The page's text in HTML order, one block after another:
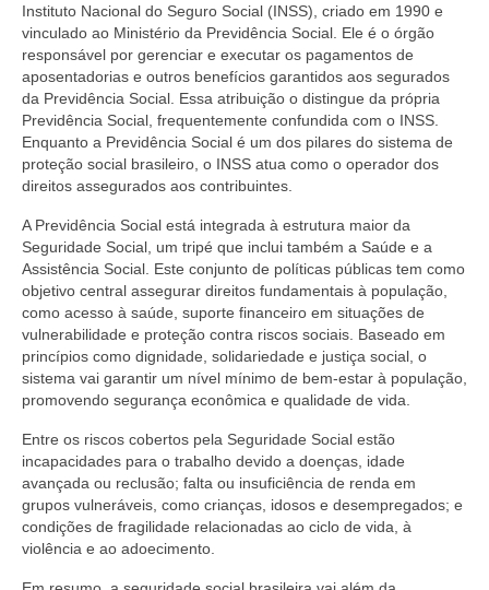
Instituto Nacional do Seguro Social (INSS), criado em 1990 e
vinculado ao Ministério da Previdência Social. Ele é o órgão
responsável por gerenciar e executar os pagamentos de
aposentadorias e outros benefícios garantidos aos segurados
da Previdência Social. Essa atribuição o distingue da própria
Previdência Social, frequentemente confundida com o INSS.
Enquanto a Previdência Social é um dos pilares do sistema de
proteção social brasileiro, o INSS atua como o operador dos
direitos assegurados aos contribuintes.
A Previdência Social está integrada à estrutura maior da
Seguridade Social, um tripé que inclui também a Saúde e a
Assistência Social. Este conjunto de políticas públicas tem como
objetivo central assegurar direitos fundamentais à população,
como acesso à saúde, suporte financeiro em situações de
vulnerabilidade e proteção contra riscos sociais. Baseado em
princípios como dignidade, solidariedade e justiça social, o
sistema vai garantir um nível mínimo de bem-estar à população,
promovendo segurança econômica e qualidade de vida.
Entre os riscos cobertos pela Seguridade Social estão
incapacidades para o trabalho devido a doenças, idade
avançada ou reclusão; falta ou insuficiência de renda em
grupos vulneráveis, como crianças, idosos e desempregados; e
condições de fragilidade relacionadas ao ciclo de vida, à
violência e ao adoecimento.